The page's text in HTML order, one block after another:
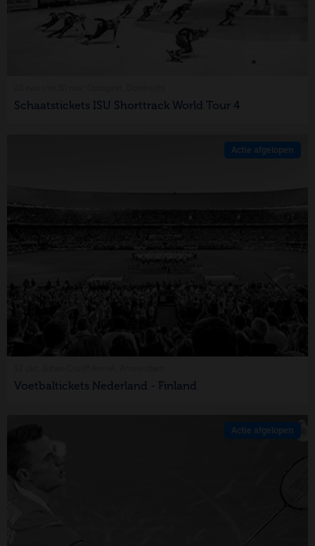
Schaatstickets ISU Shorttrack World Tour 4
Actie afgelopen
Voetbaltickets Nederland - Finland
Actie afgelopen